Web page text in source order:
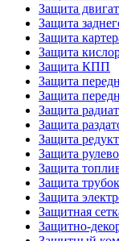
Защита
Защита
Защита
Защита
Защита КПП
Защита
Защита
Защита
Защита
Защита
Защита
Защита
Защита
Защита
Защитная
Защитно-